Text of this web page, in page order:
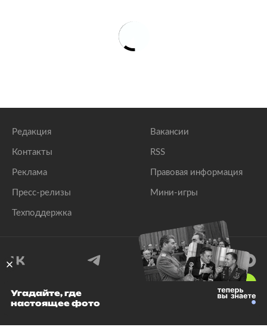
Назван лучший игрок чемпионата Европы по
Редакция
Контакты
Реклама
Пресс-релизы
Техподдержка
Вакансии
RSS
Правовая информация
Мини-игры
© 1999–2026 Все права защищены.
Угадайте, где
настоящее фото